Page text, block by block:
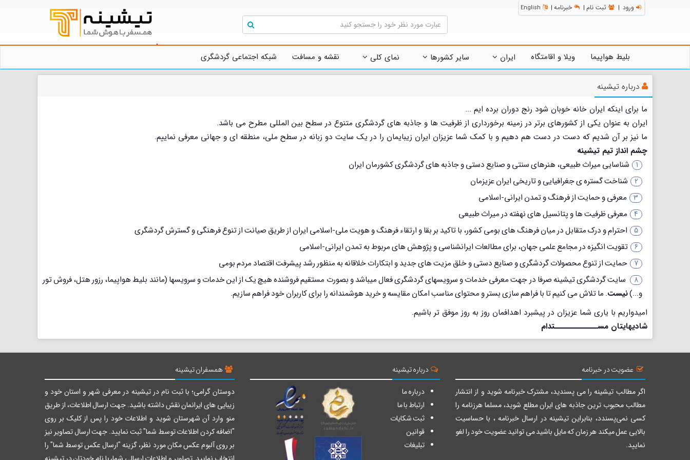
ورود | ثبت نام | خبرنامه |
English
بلیط هواپیما ویلا و اقامتگاه ایران سایر کشورها نمای کلی نقشه و مسافت شبکه اجتماعی گردشگری
درباره تیشینه
ما برای اینکه ایران خانه خوبان شود رنج دوران برده ایم ...
ایران به عنوان یکی از کشورهای برتر در زمینه برخورداری از ظرفیت ها و جاذبه های گردشگری متنوع در سطح بین المللی مطرح می باشد.
ما نیز بر آن شدیم که دست در دست هم دهیم و با کمک شما عزیزان ایران زیبایمان را در یک سایت دو زبانه در سطح ملی، منطقه ای و جهانی معرفی نماییم.
چشم انداز تیم تیشینه
شناسایی میراث طبیعی، هنرهای سنتی و صنایع دستی و جاذبه های گردشگری کشورمان ایران
شناخت گستره ی جغرافیایی و تاریخی ایران عزیزمان
معرفی و حمایت از فرهنگ و تمدن ایرانی-اسلامی
معرفی ظرفیت ها و پتانسیل های نهفته در میراث طبیعی
احترام و درک متقابل در میان فرهنگ های بومی کشور، با تاکید بر بقا و ارتقاء فرهنگ و هویت ملی-اسلامی ایران از طریق صیانت از تنوع فرهنگی و گسترش گردشگری
تقویت انگیزه در مجامع علمی جهان، برای مطالعات ایرانشناسی و پژوهش های مربوط به تمدن ایرانی-اسلامی
حمایت از تنوع محصولات گردشگری و صنایع دستی و خلق مزیت های جدید و ابتکارات خلاقانه به منظور رشد پیشرفت اقتصاد مردم بومی
سایت گردشگری تیشینه صرفا در جهت معرفی خدمات و سرویسهای گردشگری فعال میباشد و بصورت مستقیم فروشنده هیچ یک از این خدمات و سرویسها (مانند بلیط هواپیما، رزور هتل، فروش تور
و...)نیست. ما تلاش می کنیم تا با فراهم سازی بستر و محتوای مناسب امکان مقایسه و خرید هوشمندانه را برای کاربران خود فراهم سازیم.
امیدواریم با یاری شما عزیزان در پیشبرد اهدافمان روز به روز موفق تر باشیم.
شادیهایتان مســــــــــــــتدام
عضویت در خبرنامه
اگر مطالب تیشینه را می پسندید، مشترک خبرنامه شوید و از انتشار
مطالب محبوب ترین جاذبه های ایران مطلع شوید، مسلما هرزنامه را
کسی نمی‌پسندد، بنابراین تیشینه در ارسال خبرنامه ، با حساسیت
بالایی عمل میکند هر زمان که مایل باشید می توانید عضویت خود را لغو
نمایید.
درباره تیشینه
درباره ما
ارتباط با ما
ثبت شکایات
قوانین
تبلیغات
همسفران تیشینه
دوستان گرامی؛ با ثبت نام در تیشینه در معرفی شهر و استان خود و
زیبایی های ایرانمان نقش داشته باشید. جهت ارسال اطلاعات، از طریق
منو وارد آن شهرستان شوید و اطلاعات خود را پس از کلیک بر روی
"اضافه کردن اطلاعات توسط شما" ثبت نمایید. جهت ارسال تصاویر نیز
بر روی آلبوم عکس مکان مورد نظر، گزینه "ارسال عکس توسط شما" را